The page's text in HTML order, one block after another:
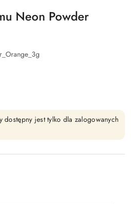
Neon Powder
jest tylko dla zalogowanych